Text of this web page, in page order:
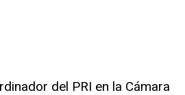
del PRI en la Cámara